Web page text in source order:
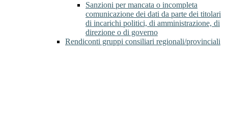
Sanzioni per mancata o incompleta
comunicazione dei dati da parte dei titolari
di incarichi politici, di amministrazione, di
direzione o di governo
Rendiconti gruppi consiliari regionali/provinciali